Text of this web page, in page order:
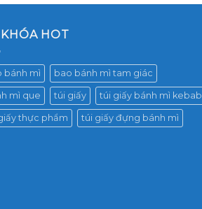
HOT
bánh mì bao bánh mì tam giác
mì que túi giấy túi giấy bánh mì kebab
thực phẩm túi giấy đựng bánh mì